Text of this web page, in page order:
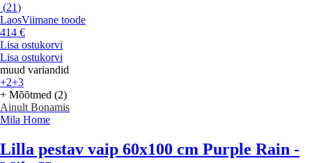
(21)
LaosViimane toode
414 €
Lisa ostukorvi
Lisa ostukorvi
muud variandid
+2+3
+ Mõõtmed (2)
Ainult Bonamis
Mila Home
Lilla pestav vaip 60x100 cm Purple Rain -